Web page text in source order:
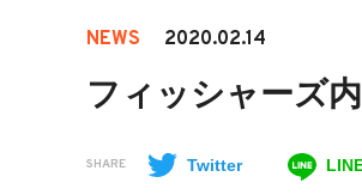
NEWS 2020.02.14
フィッシャーズ
SHARE Twitter